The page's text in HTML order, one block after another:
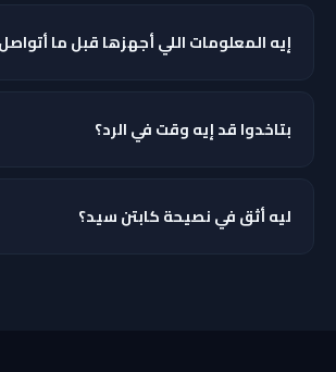
سيد هيوجهك صح من الأول ويوفرّلك فلوس ووقت.
إيه المعلومات اللي أجهزها قبل ما
بتاخدوا قد إيه وقت في الرد؟
ساعات قليلة.
ليه أثق في نصيحة كابتن سيد؟